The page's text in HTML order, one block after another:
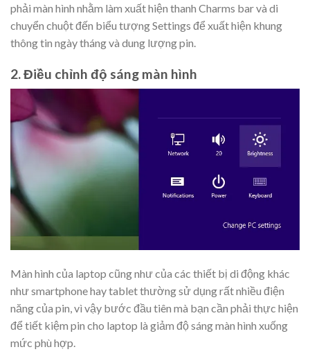
phải màn hình nhằm làm xuất hiện thanh Charms bar và di
chuyển chuột đến biểu tượng Settings để xuất hiện khung
thông tin ngày tháng và dung lượng pin.
2. Điều chỉnh độ sáng màn hình
Màn hình của laptop cũng như của các thiết bị di động khác
như smartphone hay tablet thường sử dụng rất nhiều điện
năng của pin, vì vậy bước đầu tiên mà bạn cần phải thực hiện
để tiết kiệm pin cho laptop là giảm độ sáng màn hình xuống
mức phù hợp.